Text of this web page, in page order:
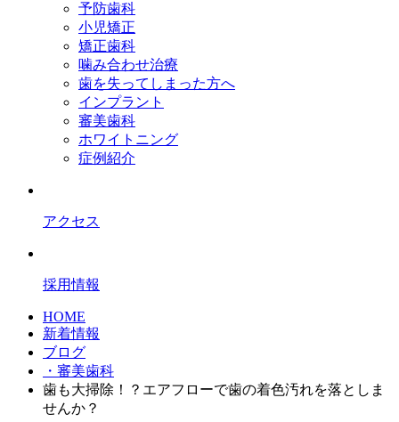
予防歯科
小児矯正
矯正歯科
噛み合わせ治療
歯を失ってしまった方へ
インプラント
審美歯科
ホワイトニング
症例紹介
アクセス
採用情報
HOME
新着情報
ブログ
・審美歯科
歯も大掃除！？エアフローで歯の着色汚れを落としま
せんか？